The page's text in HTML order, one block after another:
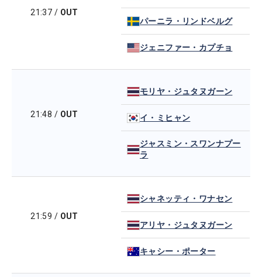
21:37 / OUT
パーニラ・リンドベルグ
ジェニファー・カプチョ
21:48 / OUT
モリヤ・ジュタヌガーン
イ・ミヒャン
ジャスミン・スワンナプー
ラ
21:59 / OUT
シャネッティ・ワナセン
アリヤ・ジュタヌガーン
キャシー・ポーター